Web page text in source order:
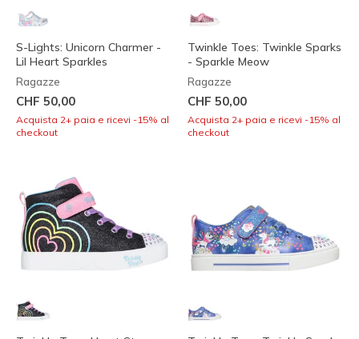
S-Lights: Unicorn Charmer -
Lil Heart Sparkles
Ragazze
CHF 50,00
Acquista 2+ paia e ricevi -15% al
checkout
Twinkle Toes: Twinkle Sparks
- Sparkle Meow
Ragazze
CHF 50,00
Acquista 2+ paia e ricevi -15% al
checkout